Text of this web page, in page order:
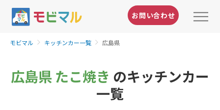
お問い合わせ
モビマル キッチンカー一覧 広島県
広島県 たこ焼き のキッチンカー
一覧